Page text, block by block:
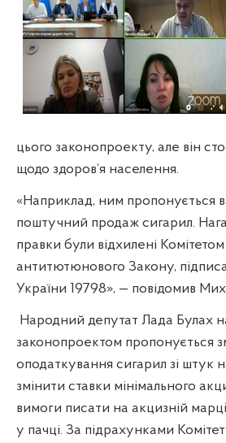
цього законопроекту, але він
щодо здоров‘я населення.
«Наприклад, ним пропонується
поштучний продаж сигарил.
правки були відхилені Комітетом
антитютюнового Закону,
України 19798», — повідомив
Народний депутат Лада Булах
законопроектом пропонується
оподаткування сигарил зі штук
змінити ставки мінімального
вимоги писати на акцизній марці
у пачці. За підрахунками